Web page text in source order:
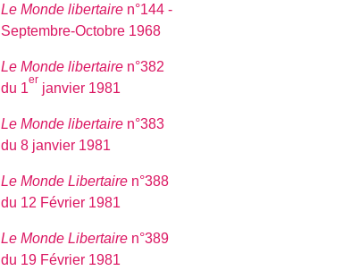
Le Monde libertaire n°144 -
Septembre-Octobre 1968
Le Monde libertaire n°382
du 1
er
janvier 1981
Le Monde libertaire n°383
du 8 janvier 1981
Le Monde Libertaire n°388
du 12 Février 1981
Le Monde Libertaire n°389
du 19 Février 1981